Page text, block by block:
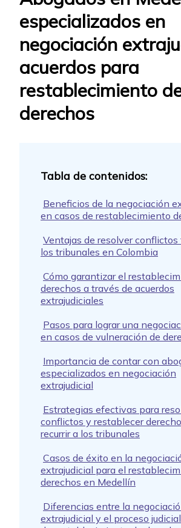
especializados en
negociación
acuerdos para
restablecimiento
derechos
Beneficios de la negociación
en casos de restablecimiento
Ventajas de resolver conflictos
los tribunales en Colombia
Cómo garantizar el
derechos a través de acuerdos
extrajudiciales
Pasos para lograr una
en casos de vulneración de
Importancia de contar con
especializados en negociación
extrajudicial
Estrategias efectivas para
conflictos y restablecer
recurrir a los tribunales
Casos de éxito en la
extrajudicial para el
derechos en Medellín
Diferencias entre la
extrajudicial y el proceso